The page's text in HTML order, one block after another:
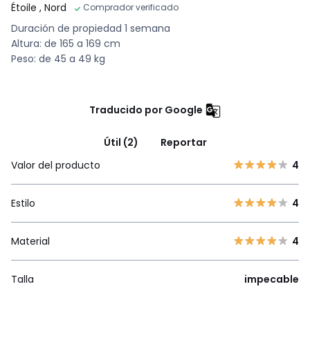
Étoile , Nord Comprador verificado
Duración de propiedad 1 semana
Altura: de 165 a 169 cm
Peso: de 45 a 49 kg
Traducido por Google
Útil (2)
Reportar
Valor del producto
4
Estilo 4
Material 4
Talla impecable